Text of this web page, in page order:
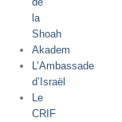
la
Shoah
Akadem
L’Ambassade
d’Israël
Le
CRIF